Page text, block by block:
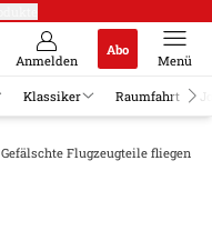
Anmelden
Abo
Menü
Klassiker Raumfahrt
Gefälschte Flugzeugteile fliegen auf